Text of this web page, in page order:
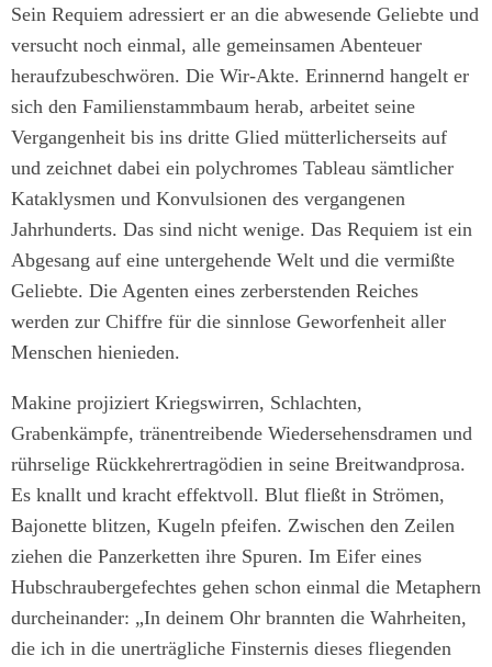
Sein Requiem adressiert er an die abwesende Geliebte und
versucht noch einmal, alle gemeinsamen Abenteuer
heraufzubeschwören. Die Wir-Akte. Erinnernd hangelt er
sich den Familienstammbaum herab, arbeitet seine
Vergangenheit bis ins dritte Glied mütterlicherseits auf
und zeichnet dabei ein polychromes Tableau sämtlicher
Kataklysmen und Konvulsionen des vergangenen
Jahrhunderts. Das sind nicht wenige. Das Requiem ist ein
Abgesang auf eine untergehende Welt und die vermißte
Geliebte. Die Agenten eines zerberstenden Reiches
werden zur Chiffre für die sinnlose Geworfenheit aller
Menschen hienieden.
Makine projiziert Kriegswirren, Schlachten,
Grabenkämpfe, tränentreibende Wiedersehensdramen und
rührselige Rückkehrertragödien in seine Breitwandprosa.
Es knallt und kracht effektvoll. Blut fließt in Strömen,
Bajonette blitzen, Kugeln pfeifen. Zwischen den Zeilen
ziehen die Panzerketten ihre Spuren. Im Eifer eines
Hubschraubergefechtes gehen schon einmal die Metaphern
durcheinander: „In deinem Ohr brannten die Wahrheiten,
die ich in die unerträgliche Finsternis dieses fliegenden